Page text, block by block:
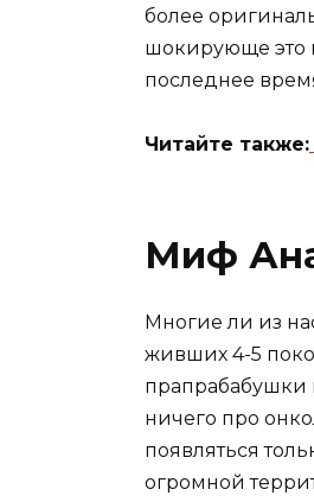
более
шокирующе это
последнее
Читайте также:
Миф
Многие ли из
живших 4-5
прапрабабушки
ничего про
появляться
огромной